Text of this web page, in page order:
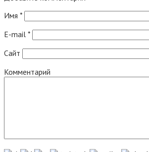
Имя *
E-mail *
Сайт
Комментарий